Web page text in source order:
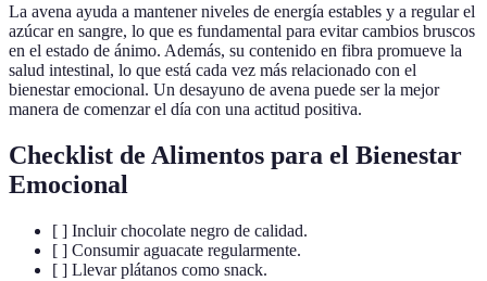
La avena ayuda a mantener niveles de energía estables y a regular el
azúcar en sangre, lo que es fundamental para evitar cambios bruscos
en el estado de ánimo. Además, su contenido en fibra promueve la
salud intestinal, lo que está cada vez más relacionado con el
bienestar emocional. Un desayuno de avena puede ser la mejor
manera de comenzar el día con una actitud positiva.
Checklist de Alimentos para el Bienestar
Emocional
[ ] Incluir chocolate negro de calidad.
[ ] Consumir aguacate regularmente.
[ ] Llevar plátanos como snack.